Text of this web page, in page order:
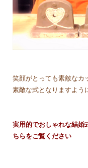
笑顔がとっても素敵なカ
素敵な式となりますよう
実用的でおしゃれな結婚
ちらをご覧ください